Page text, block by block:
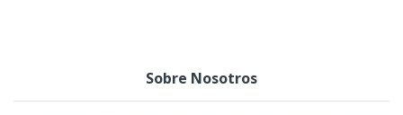
Sobre Nosotros